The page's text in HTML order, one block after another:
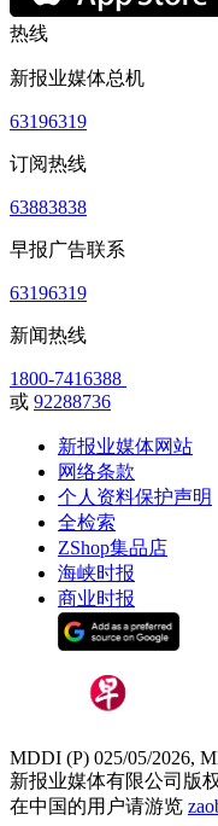
热线
新报业媒体总机
63196319
订阅热线
63883838
早报广告联系
63196319
新闻热线
1800-7416388
或 92288736
新报业媒体网站
网络条款
个人资料保护声明
全检索
ZShop集品店
海峡时报
商业时报
MDDI (P) 025/05/2026,
新报业媒体有限公司版
在中国的用户请游览